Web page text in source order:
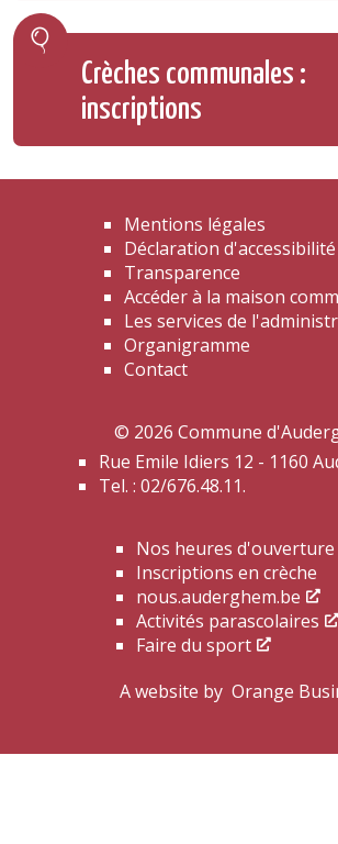
Crèches communales :
inscriptions
Mentions légales
Déclaration d'accessibilité
Transparence
Accéder à la maison
Les services de
Organigramme
Contact
© 2026 Commune
Rue Emile Idiers 12 - 1160
Tel. : 02/676.48.11.
Nos heures d'ouverture
Inscriptions en crèche
nous.auderghem.be
Activités parascolaires
Faire du sport
A website by Orange